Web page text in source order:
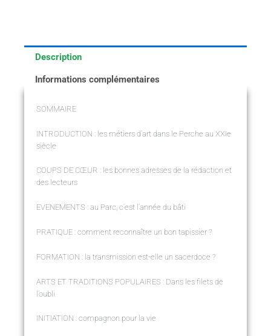
Description
Informations complémentaires
SOMMAIRE
INTRODUCTION : les métiers d’art dans le Perche au XXIe
siècle
COUPS DE CŒUR : les bonnes adresses de la rédaction et
des lecteurs
EVENEMENTS : au Parc, c’est l’année du bâti
PRATIQUE : comment reconnaître un bon tapissier ?
FORMATION : la transmission est-elle un sacerdoce ?
ARTS ET TRADITIONS POPULAIRES : Dans les filets de
l’oubli
INITIATION : compagnon pour la vie